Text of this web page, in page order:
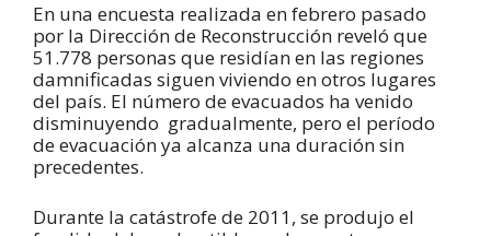
En una encuesta realizada en febrero pasado
por la Dirección de Reconstrucción reveló que
51.778 personas que residían en las regiones
damnificadas siguen viviendo en otros lugares
del país. El número de evacuados ha venido
disminuyendo gradualmente, pero el período
de evacuación ya alcanza una duración sin
precedentes.
Durante la catástrofe de 2011, se produjo el